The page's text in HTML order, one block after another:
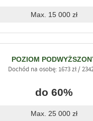
Max. 15 000 zł
POZIOM
Dochód na osobę: 1673 zł /
do 60%
Max. 25 000 zł